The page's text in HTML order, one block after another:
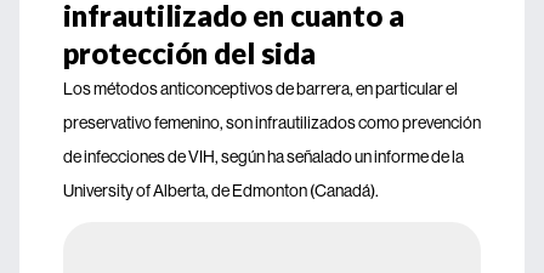
infrautilizado en cuanto a
protección del sida
Los métodos anticonceptivos de barrera, en particular el
preservativo femenino, son infrautilizados como prevención
de infecciones de VIH, según ha señalado un informe de la
University of Alberta, de Edmonton (Canadá).